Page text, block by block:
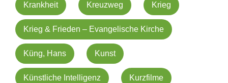
Krankheit Kreuzweg Krieg
Krieg & Frieden – Evangelische Kirche
Küng, Hans Kunst
Künstliche Intelligenz Kurzfilme